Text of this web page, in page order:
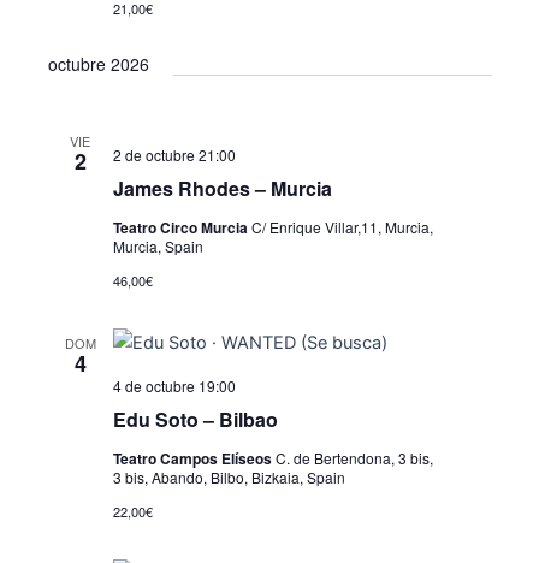
21,00€
octubre 2026
VIE
2
James Rhodes – Murcia
2 de octubre 21:00
Teatro Circo MurciaC/ Enrique Villar,11, Murcia,
Murcia, Spain
46,00€
DOM
4
Edu Soto – Bilbao
4 de octubre 19:00
Teatro Campos ElíseosC. de Bertendona, 3 bis,
3 bis, Abando, Bilbo, Bizkaia, Spain
22,00€